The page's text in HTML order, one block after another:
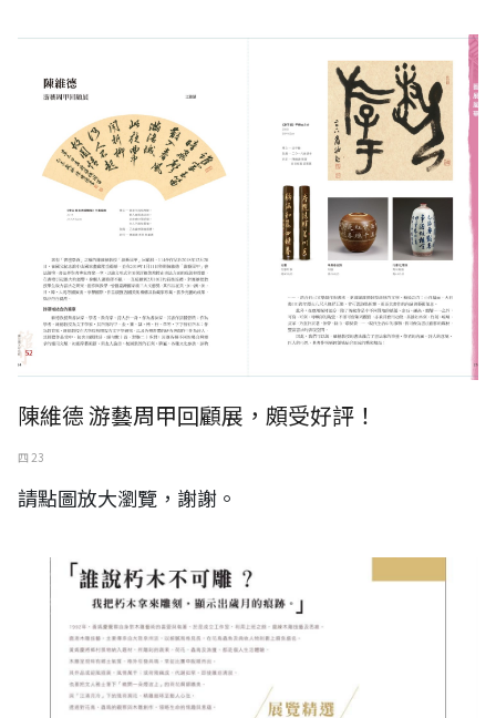
陳維德 游藝周甲回顧展，頗受好評！
四 23
請點圖放大瀏覽，謝謝。
黃媽慶木雕創作展 鉅虹美學藝術空間